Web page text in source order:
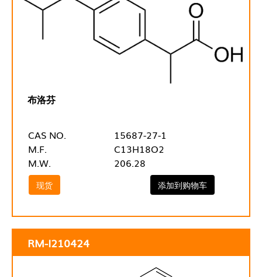
布洛芬
CAS NO.
15687-27-1
M.F.
C13H18O2
M.W.
206.28
现货 添加到购物车
RM-I210424